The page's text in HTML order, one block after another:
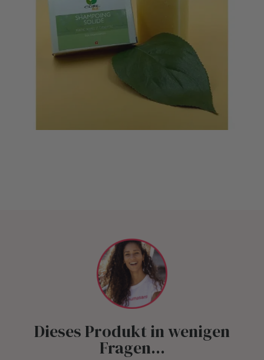
Dieses Produkt in wenigen
Fragen...